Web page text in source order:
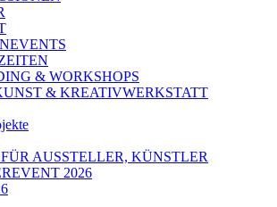
& WORKSHOPS
& KREATIVWERKSTATT
AUSSTELLER, KÜNSTLER
2026